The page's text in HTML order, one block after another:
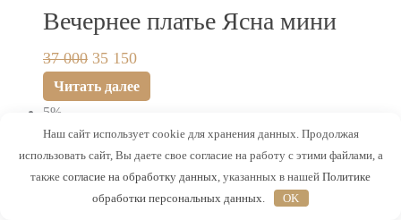
Вечернее платье Ясна мини
37 000 35 150
Читать далее
5%
Вечерние платья
Вечернее платье Альба
Наш сайт использует cookie для хранения данных. Продолжая
использовать сайт, Вы даете свое согласие на работу с этими файлами, а
также согласие на обработку данных, указанных в нашей Политике
обработки персональных данных. OK